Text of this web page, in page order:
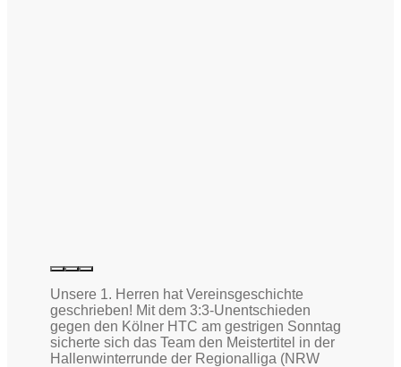
Unsere 1. Herren hat Vereinsgeschichte
geschrieben! Mit dem 3:3-Unentschieden
gegen den Kölner HTC am gestrigen Sonntag
sicherte sich das Team den Meistertitel in der
Hallenwinterrunde der Regionalliga (NRW